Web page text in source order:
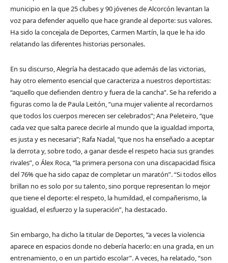
municipio en la que 25 clubes y 90 jóvenes de Alcorcón levantan la
voz para defender aquello que hace grande al deporte: sus valores.
Ha sido la concejala de Deportes, Carmen Martín, la que le ha ido
relatando las diferentes historias personales.
En su discurso, Alegría ha destacado que además de las victorias,
hay otro elemento esencial que caracteriza a nuestros deportistas:
“aquello que defienden dentro y fuera de la cancha”. Se ha referido a
figuras como la de Paula Leitón, “una mujer valiente al recordarnos
que todos los cuerpos merecen ser celebrados”; Ana Peleteiro, “que
cada vez que salta parece decirle al mundo que la igualdad importa,
es justa y es necesaria”; Rafa Nadal, “que nos ha enseñado a aceptar
la derrota y, sobre todo, a ganar desde el respeto hacia sus grandes
rivales”, o Álex Roca, “la primera persona con una discapacidad física
del 76% que ha sido capaz de completar un maratón”. “Si todos ellos
brillan no es solo por su talento, sino porque representan lo mejor
que tiene el deporte: el respeto, la humildad, el compañerismo, la
igualdad, el esfuerzo y la superación”, ha destacado.
Sin embargo, ha dicho la titular de Deportes, “a veces la violencia
aparece en espacios donde no debería hacerlo: en una grada, en un
entrenamiento, o en un partido escolar”. A veces, ha relatado, “son